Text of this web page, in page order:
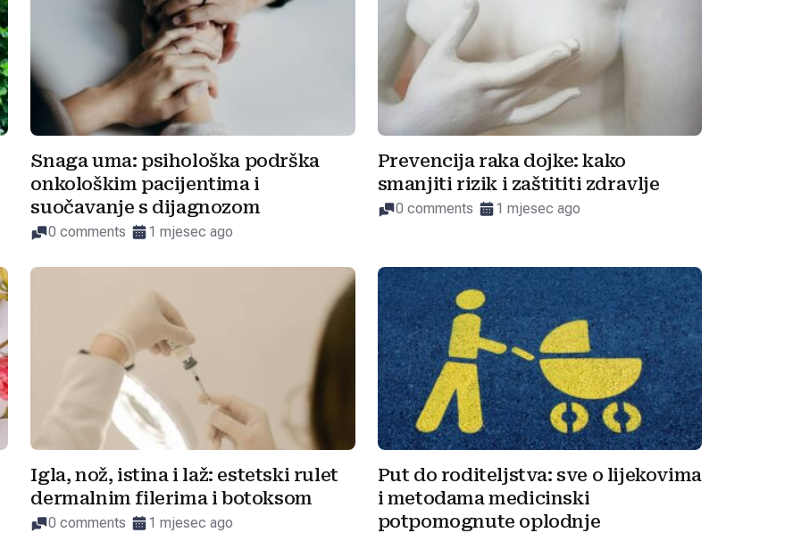
Snaga uma: psihološka podrška
onkološkim pacijentima i
suočavanje s dijagnozom
0 comments 1 mjesec ago
Prevencija raka dojke: kako
smanjiti rizik i zaštititi zdravlje
0 comments 1 mjesec ago
Igla, nož, istina i laž: estetski rulet
dermalnim filerima i botoksom
0 comments 1 mjesec ago
Put do roditeljstva: sve o lijekovima
i metodama medicinski
potpomognute oplodnje